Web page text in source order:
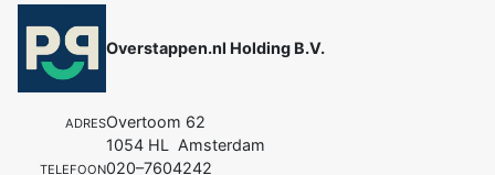
Overstappen.nl Holding B.V.
ADRESOvertoom 62
1054 HL Amsterdam
TELEFOON020–7604242